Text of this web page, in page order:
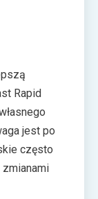
Rapid
jest po
często